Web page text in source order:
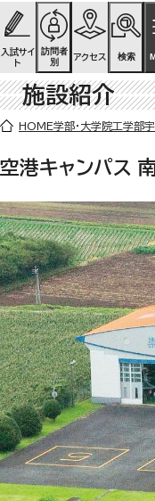
ページの先頭です
ページ内を移動するため
本文(c)へ
入試サイ
ト
訪問者
別
アクセス 検索
ここから本文です。
施設紹介
HOME学部・大学院工学部
空港キャンパス